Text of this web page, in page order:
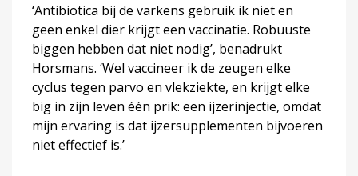
‘Antibiotica bij de varkens gebruik ik niet en
geen enkel dier krijgt een vaccinatie. Robuuste
biggen hebben dat niet nodig’, benadrukt
Horsmans. ‘Wel vaccineer ik de zeugen elke
cyclus tegen parvo en vlekziekte, en krijgt elke
big in zijn leven één prik: een ijzerinjectie, omdat
mijn ervaring is dat ijzersupplementen bijvoeren
niet effectief is.’